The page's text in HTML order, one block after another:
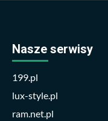
Nasze serwisy
199.pl
lux-style.pl
ram.net.pl